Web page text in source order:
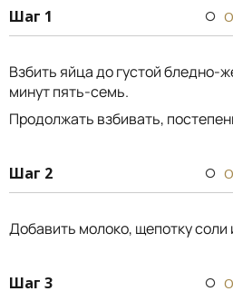
Шаг 1
Взбить яйца до густой бледно-
минут пять-семь.
Продолжать взбивать,
Шаг 2
Добавить молоко, щепотку соли
Шаг 3